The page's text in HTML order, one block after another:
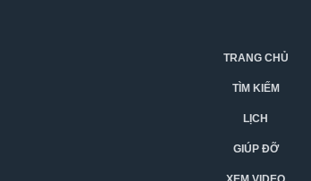
TRANG CHỦ
TÌM KIẾM
LỊCH
GIÚP ĐỠ